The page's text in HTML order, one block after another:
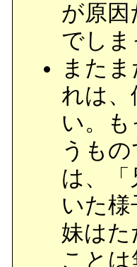
が原因
でし
また
れは
い。
うも
は、
いた
妹は
こと